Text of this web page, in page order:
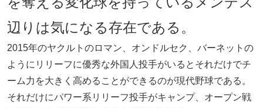
辺りは気になる存在である。
2015年のヤクルトのロマン、オンドルセク、バーネットの
ようにリリーフに優秀な外国人投手がいるとそれだけでチ
ーム力を大きく高めることができるのが現代野球である。
それだけにパワー系リリーフ投手がキャンプ、オープン戦